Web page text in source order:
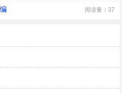
阅读量：37